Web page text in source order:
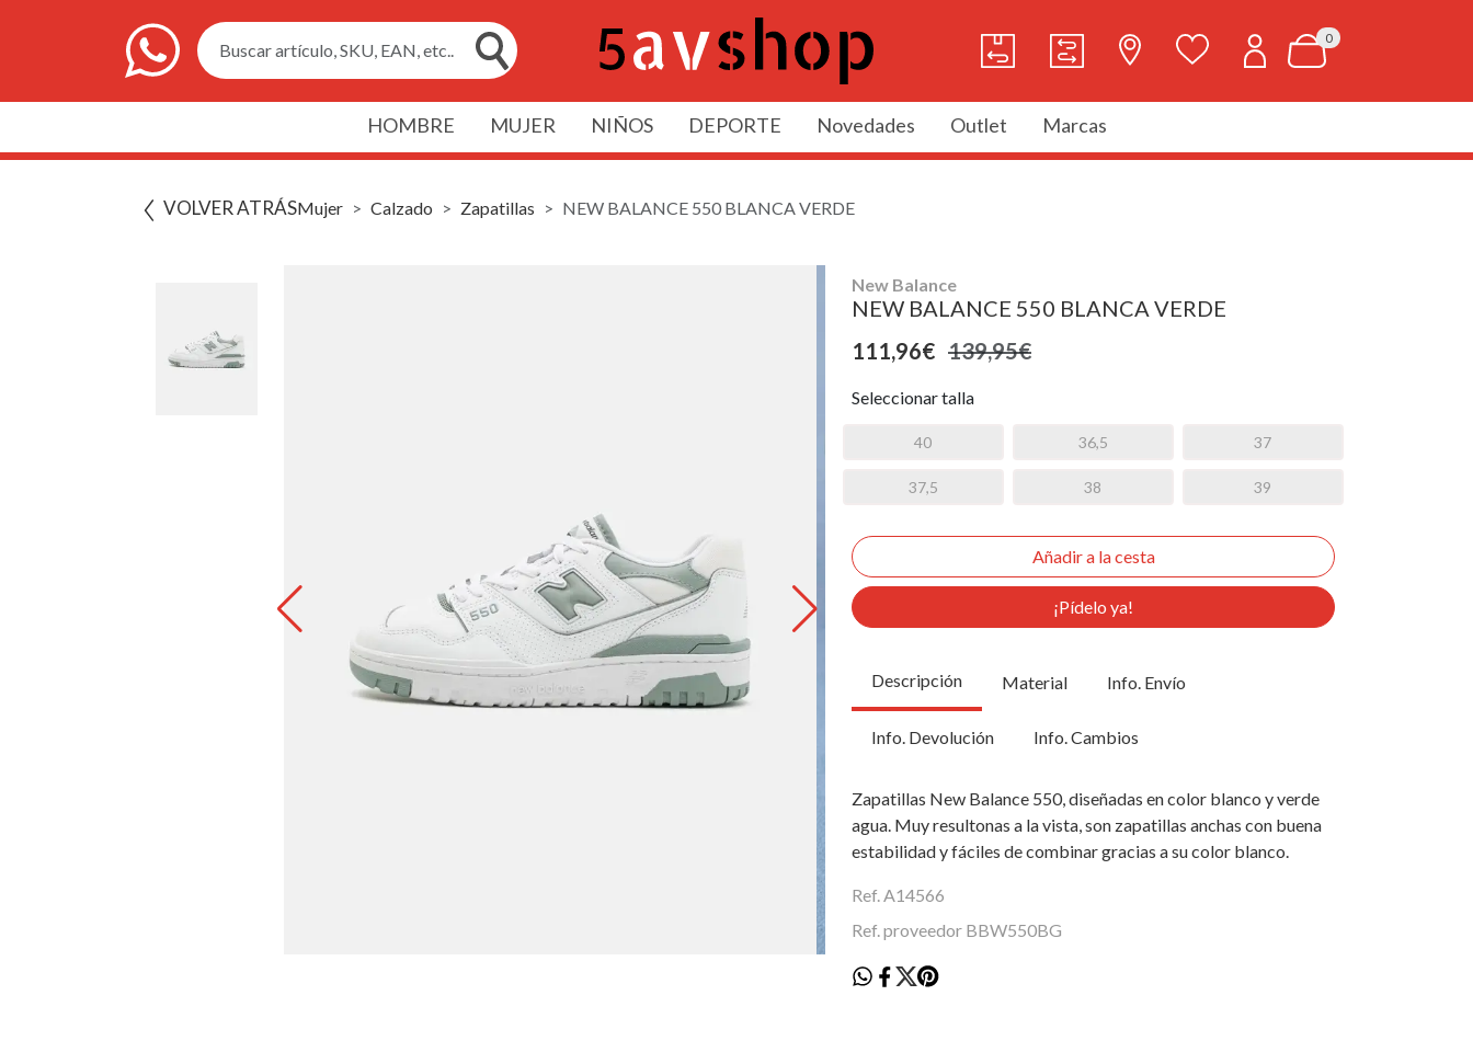
Buscar artículo, SKU, EAN, etc..
0
HOMBRE MUJER NIÑOS DEPORTE Novedades Outlet Marcas
VOLVER ATRÁSMujer Calzado Zapatillas NEW BALANCE 550 BLANCA VERDE
New Balance
NEW BALANCE 550 BLANCA VERDE
111,96€ 139,95€
Seleccionar talla
40 36,5 37
37,5 38 39
¡Pídelo ya!
Descripción Material Info. Envío
Info. Devolución Info. Cambios
Zapatillas New Balance 550, diseñadas en color blanco y verde
agua. Muy resultonas a la vista, son zapatillas anchas con buena
estabilidad y fáciles de combinar gracias a su color blanco.
Ref. A14566
Ref. proveedor BBW550BG